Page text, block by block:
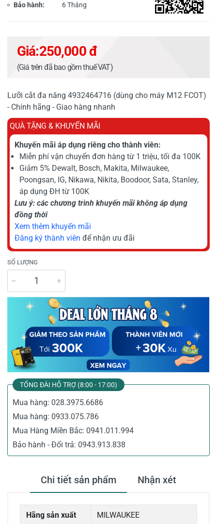
Bảo hành: 6 Tháng
Giá:250,000 đ
(Giá trên đã bao gồm thuế VAT)
Lưỡi cắt đa năng 4932464716 (dùng cho máy M12 FCOT)
- Chính hãng - Giao hàng nhanh
QUÀ TẶNG & KHUYẾN MÃI
Khuyến mãi áp dụng riêng cho thành viên:
Miễn phí vận chuyển đơn hàng từ 1 triệu, tối đa 100K
Giảm 5% Dewalt, Bosch, Makita, Milwaukee,
Poongsan, IG, Nikawa, Nikita, Boodoor, Sata, Stanley,
áp dụng ĐH từ 100K
Lưu ý: các chương trình khuyến mãi không áp dụng
đồng thời
Xem thêm khuyến mãi
Đăng ký thành viên để nhận ưu đãi
SỐ LƯỢNG
TỔNG ĐÀI HỖ TRỢ (8:00 - 17:00)
Mua hàng: 028.3975.6686
Mua hàng: 0933.075.786
Mua Hàng Miền Bắc: 0941.011.994
Bảo hành - Đổi trả: 0943.913.838
Chi tiết sản phẩm Nhận xét
Hãng sản xuất MILWAUKEE